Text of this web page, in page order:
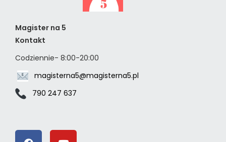
Magister na 5
Kontakt
Codziennie- 8:00-20:00
magisterna5@magisterna5.pl
790 247 637